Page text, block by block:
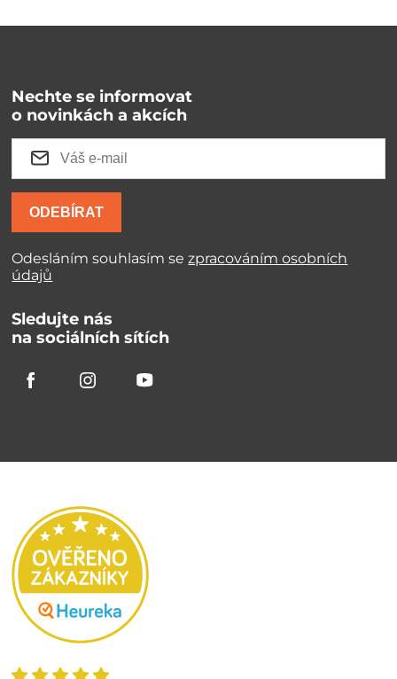
Nechte se informovat
o novinkách a akcích
ODEBÍRAT
Odesláním souhlasím sezpracováním osobních
údajů
Sledujte nás
na sociálních sítích